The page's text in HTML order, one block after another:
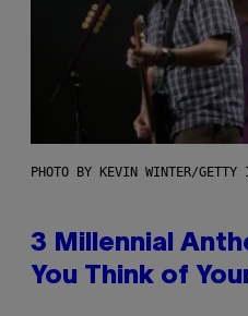
PHOTO BY KEVIN WINTER/GETTY
3 Millennial
You Think of